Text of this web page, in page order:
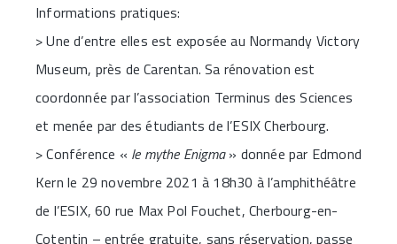
Informations pratiques:
> Une d’entre elles est exposée au Normandy Victory
Museum, près de Carentan. Sa rénovation est
coordonnée par l’association Terminus des Sciences
et menée par des étudiants de l’ESIX Cherbourg.
> Conférence « le mythe Enigma» donnée par Edmond
Kern le 29 novembre 2021 à 18h30 à l’amphithéâtre
de l’ESIX, 60 rue Max Pol Fouchet, Cherbourg-en-
Cotentin – entrée gratuite, sans réservation, passe